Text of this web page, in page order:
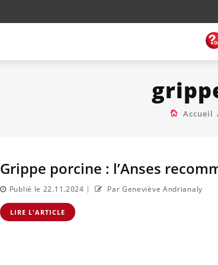
Accueil
Grippe porcine : l’Anses
Publié le 22.11.2024 | Par Geneviève Andrianaly
LIRE L'ARTICLE